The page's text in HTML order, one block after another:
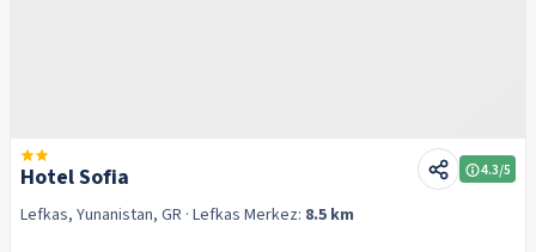
Hotel Sofia 4.3/5
Lefkas, Yunanistan, GR · Lefkas Merkez: 8.5 km